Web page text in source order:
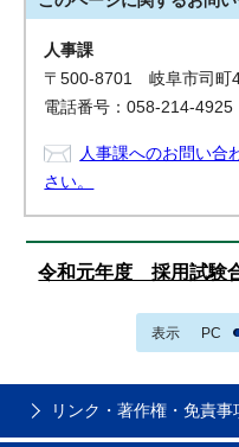
人事課
〒500-8701 岐阜市司
電話番号：058-214-4925
人事課へのお問い合
さい。
令和元年度 採用試験
表示 PC
リンク・著作権・免責事